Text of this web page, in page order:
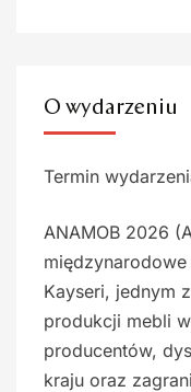
O wydarzeniu
Termin
ANAMOB 2026
Kayseri, jednym
produkcji mebli
producentów,
kraju oraz